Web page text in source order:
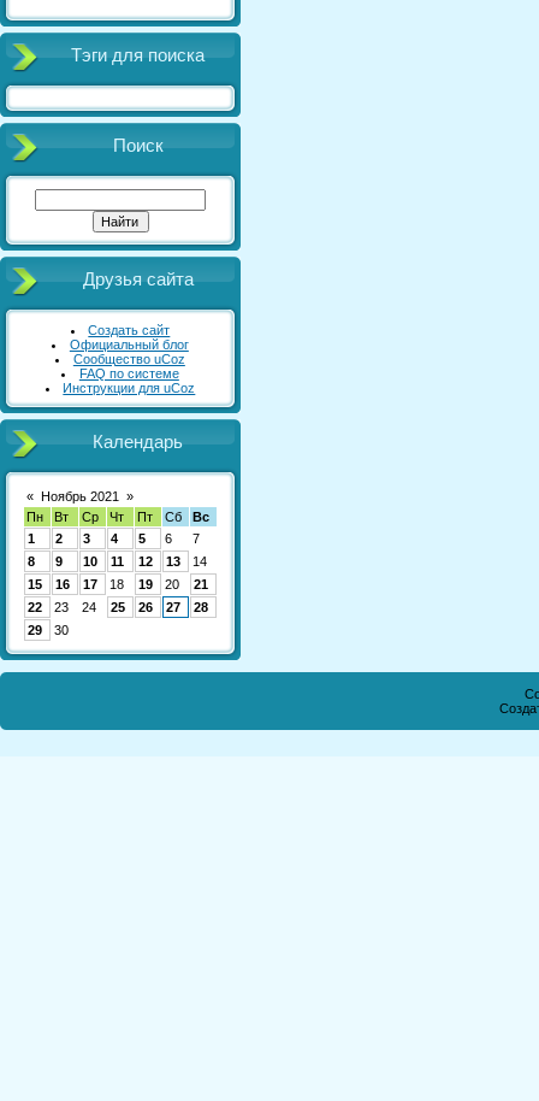
Тэги для поиска
Поиск
Друзья сайта
Создать сайт
Официальный блог
Сообщество uCoz
FAQ по системе
Инструкции для uCoz
Календарь
« Ноябрь 2021
»
Пн
Вт Ср Чт Пт Сб
Вс
1
2 3 4 5 6
7
8
9 10 11 12 13
14
15
16 17 18 19 20
21
22
23 24 25 26 27
28
29
30